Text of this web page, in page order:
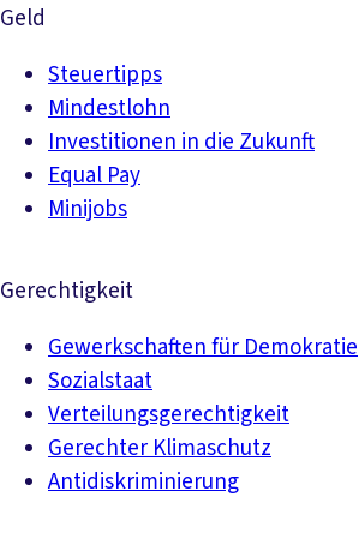
Geld
Steuertipps
Mindestlohn
Investitionen in die Zukunft
Equal Pay
Minijobs
Gerechtigkeit
Gewerkschaften für Demokratie
Sozialstaat
Verteilungsgerechtigkeit
Gerechter Klimaschutz
Antidiskriminierung